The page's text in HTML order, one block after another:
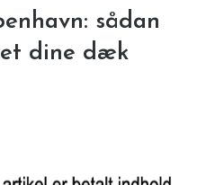
sådan
dine dæk